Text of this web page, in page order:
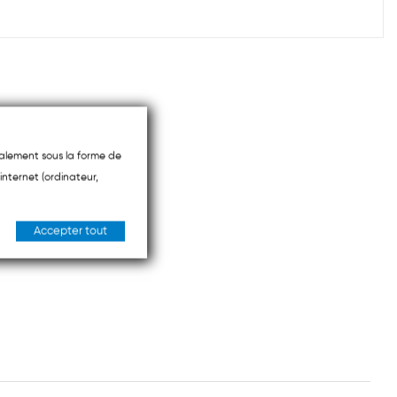
sous la forme de
(ordinateur,
Accepter tout